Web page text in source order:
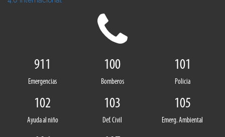
911
Emergencias
100
Bomberos
101
Policia
102
Ayuda al niño
103
Def. Civil
105
Emerg. Ambiental